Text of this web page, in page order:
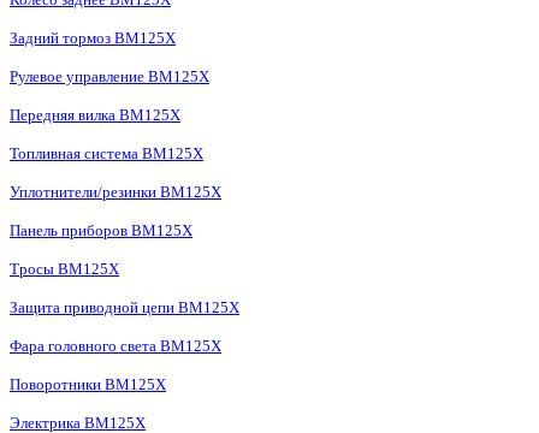
Задний тормоз BM125X
Рулевое управление BM125X
Передняя вилка BM125X
Топливная система BM125X
Уплотнители/резинки BM125X
Панель приборов BM125X
Тросы BM125X
Защита приводной цепи BM125X
Фара головного света BM125X
Поворотники BM125X
Электрика BM125X